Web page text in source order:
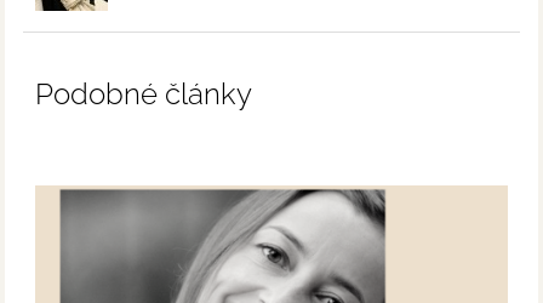
Podobné články